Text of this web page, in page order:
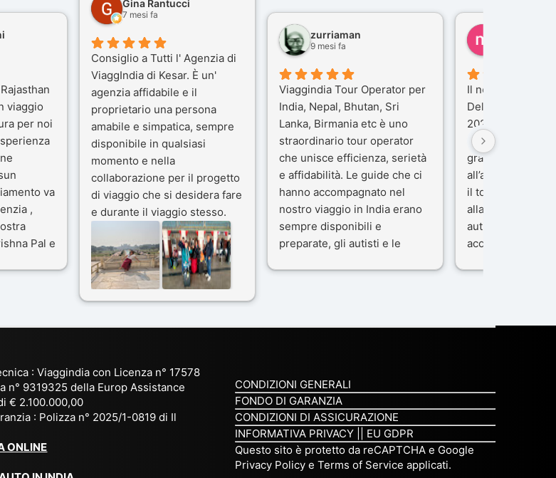
viaggio
per noi
va
,
Pal e
Gina Rantucci
7 mesi fa
Consiglio a Tutti l' Agenzia di
ViaggIndia di Kesar. È un'
agenzia affidabile e il
proprietario una persona
amabile e simpatica, sempre
disponibile in qualsiasi
momento e nella
collaborazione per il progetto
di viaggio che si desidera fare
e durante il viaggio stesso.
Siamo stati 3 settimane in
India a novembre 2025, 5
amici e il viaggio alla scoperta
del Rajasthan e Varanasi è
ai servizi dell' Agenzia con
per la scelta degli Hotel.
Kesar il proprietario dell'
prima di partire: molto
zurriaman
9 mesi fa
Viaggindia Tour Operator per
India, Nepal, Bhutan, Sri
Lanka, Birmania etc è uno
straordinario tour operator
che unisce efficienza, serietà
e affidabilità. Le guide che ci
hanno accompagnato nel
nostro viaggio in India erano
sempre disponibili e
preparate, gli autisti e le
livello e di grande
minimi particolari.
Consigliatissimo!
Il nostro viaggio
Delhi e Varanasi
2025), è stata
che porteremo
gran parte del
all’agenzia che
il tour con cura e
alla nostra guida
autista che ci
accompagnati
L’organizzazione
qualcosa di
non è stata solo
compagno e un
: Viaggindia con Licenza n° 17578
n° 9319325 della Europ Assistance
€ 2.100.000,00
: Polizza n° 2025/1-0819 di Il
ONLINE
CONDIZIONI GENERALI
FONDO DI GARANZIA
CONDIZIONI DI ASSICURAZIONE
INFORMATIVA PRIVACY
EU GDPR
Questo sito è protetto da reCAPTCHA e Google
Privacy PolicyeTerms of Service applicati.